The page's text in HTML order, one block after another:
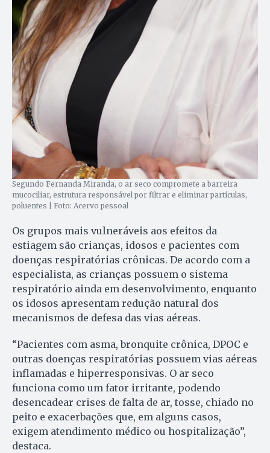
Segundo Fernanda Miranda, o ar seco compromete a barreira
mucociliar, estrutura responsável por filtrar e eliminar partículas,
poluentes | Foto: Acervo pessoal
Os grupos mais vulneráveis aos efeitos da
estiagem são crianças, idosos e pacientes com
doenças respiratórias crônicas. De acordo com a
especialista, as crianças possuem o sistema
respiratório ainda em desenvolvimento, enquanto
os idosos apresentam redução natural dos
mecanismos de defesa das vias aéreas.
“Pacientes com asma, bronquite crônica, DPOC e
outras doenças respiratórias possuem vias aéreas
inflamadas e hiperresponsivas. O ar seco
funciona como um fator irritante, podendo
desencadear crises de falta de ar, tosse, chiado no
peito e exacerbações que, em alguns casos,
exigem atendimento médico ou hospitalização”,
destaca.